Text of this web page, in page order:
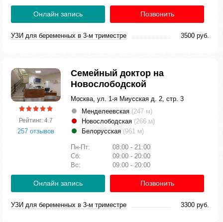
Онлайн запись Позвонить
УЗИ для беременных в 3-м триместре 3500 руб.
Рейтинг: 4.7
257 отзывов
Семейный доктор на
Новослободской
Москва, ул. 1-я Миусская д. 2, стр. 3
Менделеевская (247 м)
Новослободская (266 м)
Белорусская (961 м)
Пн-Пт:
08:00 - 21:00
Сб:
09:00 - 20:00
Вс:
09:00 - 20:00
Онлайн запись Позвонить
УЗИ для беременных в 3-м триместре 3300 руб.